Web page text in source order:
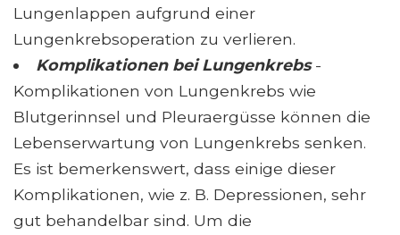
Lungenlappen aufgrund einer
Lungenkrebsoperation zu verlieren.
Komplikationen bei Lungenkrebs-
Komplikationen von Lungenkrebs wie
Blutgerinnsel und Pleuraergüsse können die
Lebenserwartung von Lungenkrebs senken.
Es ist bemerkenswert, dass einige dieser
Komplikationen, wie z. B. Depressionen, sehr
gut behandelbar sind. Um die